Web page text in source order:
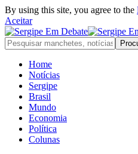
By using this site, you agree to the
Aceitar
Home
Notícias
Sergipe
Brasil
Mundo
Economia
Política
Colunas